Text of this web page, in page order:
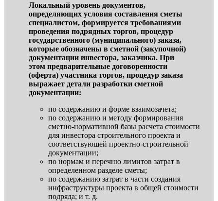
Локальный уровень документов,
определяющих условия составления сметы
специалистом, формируется требованиями
проведения подрядных торгов, процедур
государственного (муниципального) заказа,
которые обозначены в сметной (закупочной)
документации инвестора, заказчика. При
этом предварительные договоренности
(оферта) участника торгов, процедур заказа
выражает детали разработки сметной
документации:
по содержанию и форме взаимозачета;
по содержанию и методу формирования
сметно-нормативной базы расчета стоимости
для инвестора строительного проекта и
соответствующей проектно-строительной
документации;
по нормам и перечню лимитов затрат в
определенном разделе сметы;
по содержанию затрат в части создания
инфраструктуры проекта в общей стоимости
подряда; и т. д.